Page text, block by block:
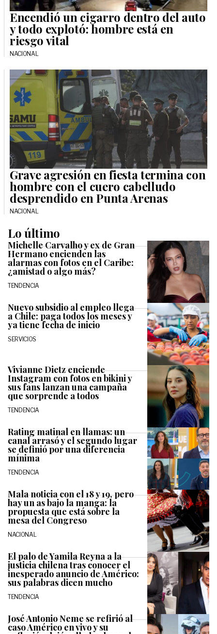
Encendió un cigarro dentro del auto
y todo explotó: hombre está en
riesgo vital
NACIONAL
Grave agresión en fiesta termina con
hombre con el cuero cabelludo
desprendido en Punta Arenas
NACIONAL
Lo último
Michelle Carvalho y ex de Gran
Hermano encienden las
alarmas con fotos en el Caribe:
¿amistad o algo más?
TENDENCIA
Nuevo subsidio al empleo llega
a Chile: paga todos los meses y
ya tiene fecha de inicio
SERVICIOS
Vivianne Dietz enciende
Instagram con fotos en bikini y
sus fans lanzan una campaña
que sorprende a todos
TENDENCIA
Rating matinal en llamas: un
canal arrasó y el segundo lugar
se definió por una diferencia
mínima
TENDENCIA
Mala noticia con el 18 y 19, pero
hay un as bajo la manga: la
propuesta que está sobre la
mesa del Congreso
NACIONAL
El palo de Yamila Reyna a la
justicia chilena tras conocer el
inesperado anuncio de Américo:
sus palabras dicen mucho
TENDENCIA
José Antonio Neme se refirió al
caso Américo en vivo y su